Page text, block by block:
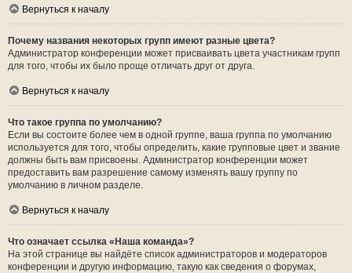
Вернуться к началу
Почему названия некоторых групп имеют разные цвета?
Администратор конференции может присваивать цвета участникам групп
для того, чтобы их было проще отличать друг от друга.
Вернуться к началу
Что такое группа по умолчанию?
Если вы состоите более чем в одной группе, ваша группа по умолчанию
используется для того, чтобы определить, какие групповые цвет и звание
должны быть вам присвоены. Администратор конференции может
предоставить вам разрешение самому изменять вашу группу по
умолчанию в личном разделе.
Вернуться к началу
Что означает ссылка «Наша команда»?
На этой странице вы найдёте список администраторов и модераторов
конференции и другую информацию, такую как сведения о форумах,